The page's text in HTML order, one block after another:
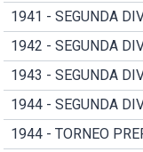
1941 - SEGUNDA
1942 - SEGUNDA
1943 - SEGUNDA
1944 - SEGUNDA
1944 - TORNEO